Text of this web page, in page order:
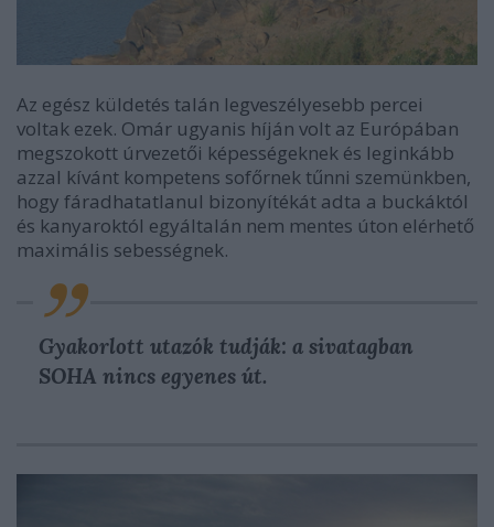
Az egész küldetés talán legveszélyesebb percei
voltak ezek. Omár ugyanis híján volt az Európában
megszokott úrvezetői képességeknek és leginkább
azzal kívánt kompetens sofőrnek tűnni szemünkben,
hogy fáradhatatlanul bizonyítékát adta a buckáktól
és kanyaroktól egyáltalán nem mentes úton elérhető
maximális sebességnek.
Gyakorlott utazók tudják: a sivatagban
SOHA nincs egyenes út.